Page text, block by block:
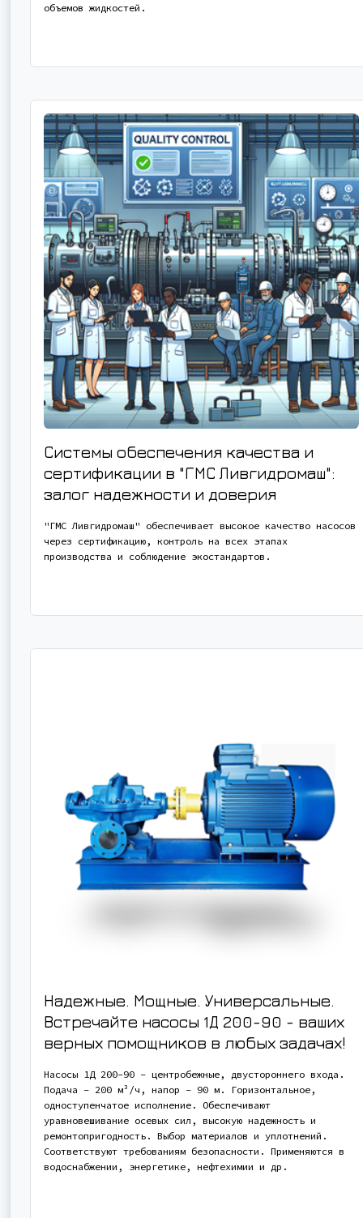
объемов жидкостей.
Системы обеспечения качества и
сертификации в "ГМС Ливгидромаш":
залог надежности и доверия
"ГМС Ливгидромаш" обеспечивает высокое качество насосов
через сертификацию, контроль на всех этапах
производства и соблюдение экостандартов.
Надежные. Мощные. Универсальные.
Встречайте насосы 1Д 200-90 - ваших
верных помощников в любых задачах!
Насосы 1Д 200-90 - центробежные, двустороннего входа.
Подача - 200 м³/ч, напор - 90 м. Горизонтальное,
одноступенчатое исполнение. Обеспечивают
уравновешивание осевых сил, высокую надежность и
ремонтопригодность. Выбор материалов и уплотнений.
Соответствуют требованиям безопасности. Применяются в
водоснабжении, энергетике, нефтехимии и др.